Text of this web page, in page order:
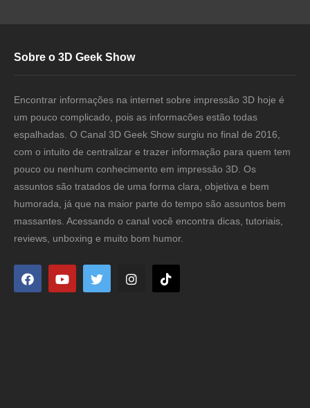
Sobre o 3D Geek Show
Encontrar informações na internet sobre impressão 3D hoje é
um pouco complicado, pois as informacões estão todas
espalhadas. O Canal 3D Geek Show surgiu no final de 2016,
com o intuito de centralizar e trazer informação para quem tem
pouco ou nenhum conhecimento em impressão 3D. Os
assuntos são tratados de uma forma clara, objetiva e bem
humorada, já que na maior parte do tempo são assuntos bem
massantes. Acessando o canal você encontra dicas, tutoriais,
reviews, unboxing e muito bom humor.